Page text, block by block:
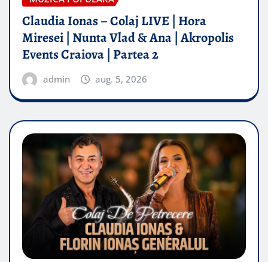
Claudia Ionas – Colaj LIVE | Hora
Miresei | Nunta Vlad & Ana | Akropolis
Events Craiova | Partea 2
admin aug. 5, 2026